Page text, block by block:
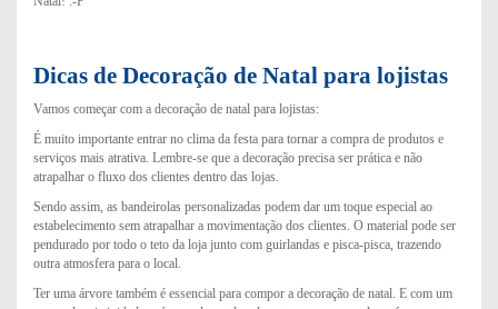
Dicas de Decoração de Natal para lojistas
Vamos começar com a decoração de natal para lojistas:
É muito importante entrar no clima da festa para tornar a compra de produtos e
serviços mais atrativa. Lembre-se que a decoração precisa ser prática e não
atrapalhar o fluxo dos clientes dentro das lojas.
Sendo assim, as bandeirolas personalizadas podem dar um toque especial ao
estabelecimento sem atrapalhar a movimentação dos clientes. O material pode ser
pendurado por todo o teto da loja junto com guirlandas e pisca-pisca, trazendo
outra atmosfera para o local.
Ter uma árvore também é essencial para compor a decoração de natal. E com um